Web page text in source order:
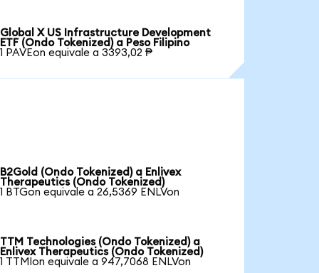
Global X US Infrastructure Development
ETF (Ondo Tokenized) a Peso Filipino
1 PAVEon equivale a 3393,02 ₱
B2Gold (Ondo Tokenized) a Enlivex
Therapeutics (Ondo Tokenized)
1 BTGon equivale a 26,5369 ENLVon
TTM Technologies (Ondo Tokenized) a
Enlivex Therapeutics (Ondo Tokenized)
1 TTMIon equivale a 947,7068 ENLVon